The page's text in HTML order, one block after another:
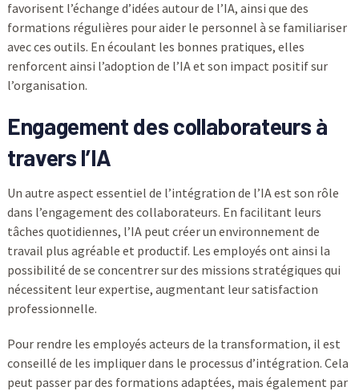
favorisent l’échange d’idées autour de l’IA, ainsi que des
formations régulières pour aider le personnel à se familiariser
avec ces outils. En écoulant les bonnes pratiques, elles
renforcent ainsi l’adoption de l’IA et son impact positif sur
l’organisation.
Engagement des collaborateurs à
travers l’IA
Un autre aspect essentiel de l’intégration de l’IA est son rôle
dans l’engagement des collaborateurs. En facilitant leurs
tâches quotidiennes, l’IA peut créer un environnement de
travail plus agréable et productif. Les employés ont ainsi la
possibilité de se concentrer sur des missions stratégiques qui
nécessitent leur expertise, augmentant leur satisfaction
professionnelle.
Pour rendre les employés acteurs de la transformation, il est
conseillé de les impliquer dans le processus d’intégration. Cela
peut passer par des formations adaptées, mais également par